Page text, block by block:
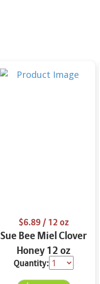
$6.89/ 12 oz
Sue Bee Miel Clover
Honey 12 oz
Quantity: